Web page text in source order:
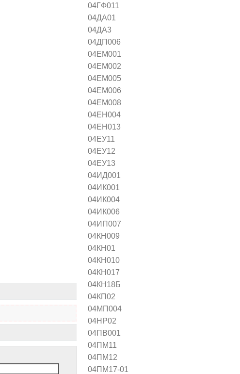
04ГФ011
04ДА01
04ДА3
04ДП006
04ЕМ001
04ЕМ002
04ЕМ005
04ЕМ006
04ЕМ008
04ЕН004
04ЕН013
04ЕУ11
04ЕУ12
04ЕУ13
04ИД001
04ИК001
04ИК004
04ИК006
04ИП007
04КН009
04КН01
04КН010
04КН017
04КН18Б
04КП02
04МП004
04НР02
04ПВ001
04ПМ11
04ПМ12
04ПМ17-01